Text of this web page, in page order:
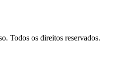
. Todos os direitos reservados.